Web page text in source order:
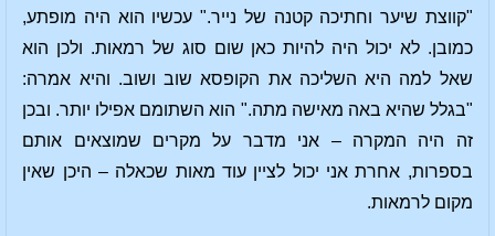
"קווצת שיער וחתיכה קטנה של נייר." עכשיו הוא היה מופתע,
כמובן. לא יכול היה להיות כאן שום סוג של רמאות. ולכן הוא
שאל למה היא השליכה את הקופסא שוב ושוב. והיא אמרה:
"בגלל שהיא באה מאישה מתה." הוא השתומם אפילו יותר. ובכן
זה היה המקרה – אני מדבר על מקרים שמוצאים אותם
בספרות, אחרת אני יכול לציין עוד מאות שכאלה – היכן שאין
מקום לרמאות.